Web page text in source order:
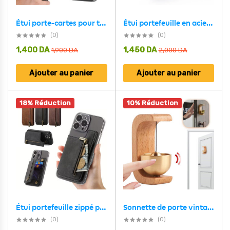
Étui porte-cartes pour téléphone portable auto-adhésif – حاملة بطاقات خلف الهاتف
(0)
1,900DA
1,400 DA
Ajouter au panier
Étui portefeuille en acier noir avec protection RFID pour 6 cartes de crédit – محفظة بطاقات الإئتمان
(0)
2,000DA
1,450 DA
Ajouter au panier
18% Réduction
Étui portefeuille zippé pour téléphone avec emplacement de cartes – محفظة نقود وبطاقات
(0)
10% Réduction
Sonnette de porte vintage style japonais en bois – جرس باب بتصميم أنيق
(0)